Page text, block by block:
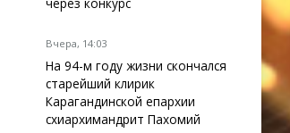
Вчера, 14:03
На 94-м году жизни скончался
старейший клирик
Карагандинской епархии
схиархимандрит Пахомий